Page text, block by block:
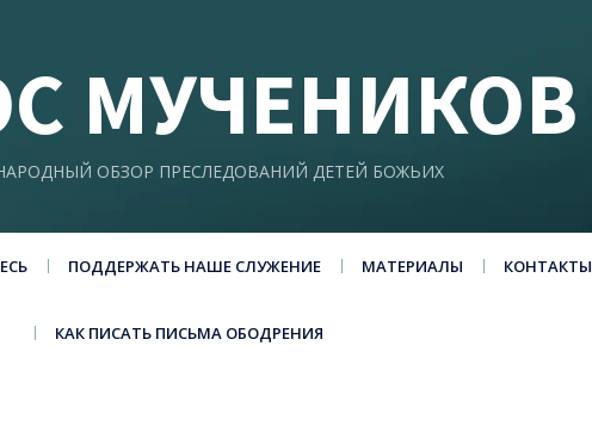
МУЧЕНИКОВ
ОБЗОР ПРЕСЛЕДОВАНИЙ ДЕТЕЙ БОЖЬИХ
ПОДДЕРЖАТЬ НАШЕ СЛУЖЕНИЕ МАТЕРИАЛЫ КОНТАКТЫ
КАК ПИСАТЬ ПИСЬМА ОБОДРЕНИЯ